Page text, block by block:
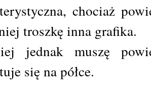
chociaż
troszkę inna grafika.
jednak muszę
się na półce.